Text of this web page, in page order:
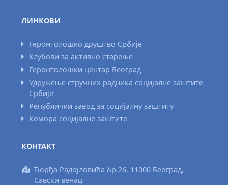
ЛИНКОВИ
Геронтолошко друштво Србије
Клубови за активно старење
Геронтолошки центар Београд
Удружење стручних радника социјалне заштите
Србије
Републички завод за социјалну заштиту
Комора социјалне заштите
КОНТАКТ
Ђорђа Радојловића бр.26, 11000 Београд,
Савски венац